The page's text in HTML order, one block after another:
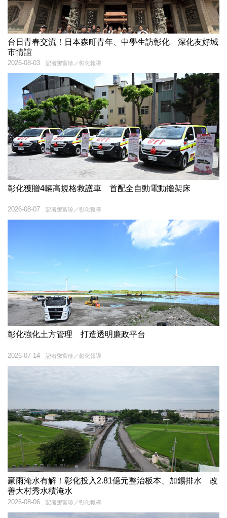
台日青春交流！日本森町青年、中學生訪彰化 深化友好城
市情誼
記者鄧富珍／彰化報導
2026-08-03
彰化獲贈4輛高規格救護車 首配全自動電動擔架床
記者鄧富珍／彰化報導
2026-08-07
彰化強化土方管理 打造透明廉政平台
記者鄧富珍／彰化報導
2026-07-14
豪雨淹水有解！彰化投入2.81億元整治板本、加錫排水 改
善大村秀水積淹水
記者鄧富珍／彰化報導
2026-08-06